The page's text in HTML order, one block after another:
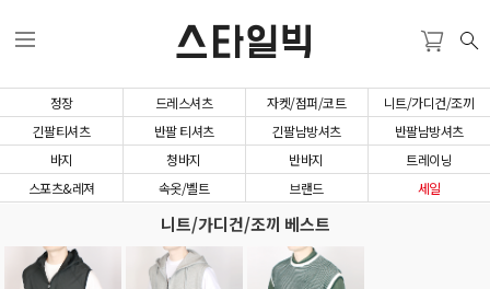
스타일빅
정장 드레스셔츠 자켓/점퍼/코트
니트/가디건/조끼
긴팔티셔츠
반팔 티셔츠 긴팔남방셔츠
반팔남방셔츠
바지
청바지 반바지
트레이닝
스포츠&레져
속옷/벨트 브랜드 세일
니트/가디건/조끼 베스트